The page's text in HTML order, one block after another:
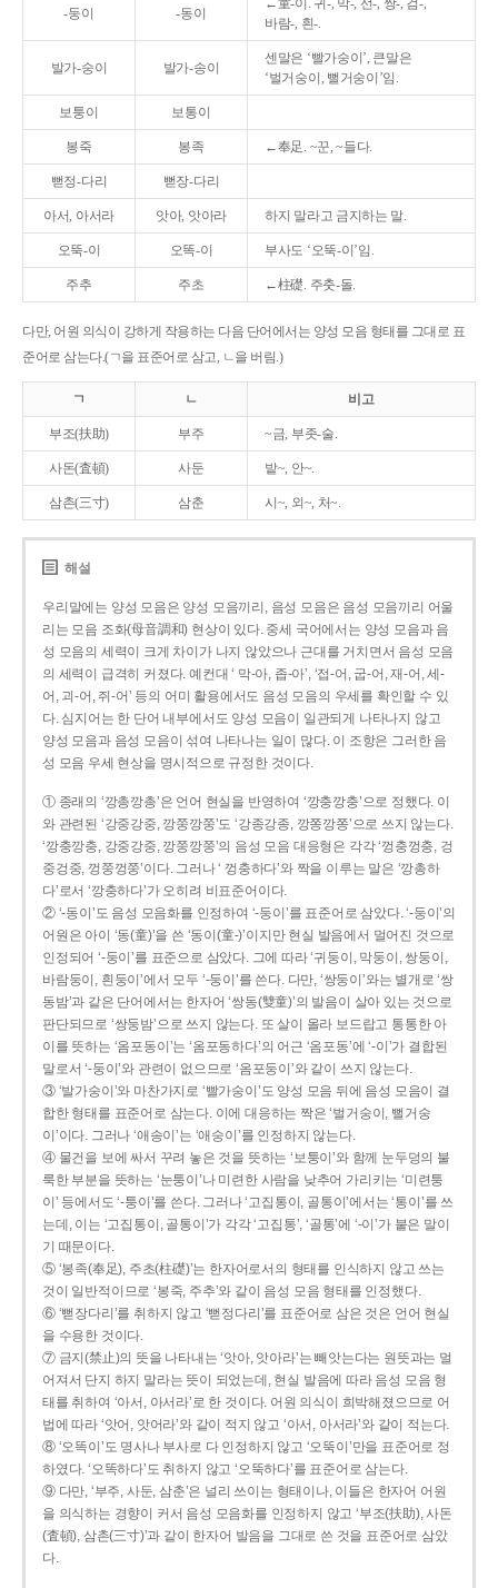
-둥이 -동이
←童-이. 귀-, 막-, 선-, 쌍-, 검-,
바람-, 흰-.
발가-숭이 발가-송이
센말은 ‘빨가숭이’, 큰말은
‘벌거숭이, 뻘거숭이’임.
보퉁이 보통이
봉죽 봉족 ←奉足. ~꾼, ~들다.
뻗정-다리 뻗장-다리
아서, 아서라 앗아, 앗아라 하지 말라고 금지하는 말.
오뚝-이 오똑-이 부사도 ‘오뚝-이’임.
주추 주초 ←柱礎. 주춧-돌.
다만, 어원 의식이 강하게 작용하는 다음 단어에서는 양성 모음 형태를 그대로 표
준어로 삼는다.(ㄱ을 표준어로 삼고, ㄴ을 버림.)
ㄱ ㄴ 비고
부조(扶助) 부주 ~금, 부좃-술.
사돈(査頓) 사둔 밭~, 안~.
삼촌(三寸) 삼춘 시~, 외~, 처~.
해설
우리말에는 양성 모음은 양성 모음끼리, 음성 모음은 음성 모음끼리 어울
리는 모음 조화(母音調和) 현상이 있다. 중세 국어에서는 양성 모음과 음
성 모음의 세력이 크게 차이가 나지 않았으나 근대를 거치면서 음성 모음
의 세력이 급격히 커졌다. 예컨대 ‘ 막-아, 좁-아’, ‘접-어, 굽-어, 재-어, 세-
어, 괴-어, 쥐-어’ 등의 어미 활용에서도 음성 모음의 우세를 확인할 수 있
다. 심지어는 한 단어 내부에서도 양성 모음이 일관되게 나타나지 않고
양성 모음과 음성 모음이 섞여 나타나는 일이 많다. 이 조항은 그러한 음
성 모음 우세 현상을 명시적으로 규정한 것이다.
① 종래의 ‘깡총깡총’은 언어 현실을 반영하여 ‘깡충깡충’으로 정했다. 이
와 관련된 ‘강중강중, 깡쭝깡쭝’도 ‘강종강종, 깡쫑깡쫑’으로 쓰지 않는다.
‘깡충깡충, 강중강중, 깡쭝깡쭝’의 음성 모음 대응형은 각각 ‘껑충껑충, 겅
중겅중, 껑쭝껑쭝’이다. 그러나 ‘ 껑충하다’와 짝을 이루는 말은 ‘깡총하
다’로서 ‘깡충하다’가 오히려 비표준어이다.
② ‘-동이’도 음성 모음화를 인정하여 ‘-둥이’를 표준어로 삼았다. ‘-둥이’의
어원은 아이 ‘동(童)’을 쓴 ‘동이(童-)’이지만 현실 발음에서 멀어진 것으로
인정되어 ‘-둥이’를 표준으로 삼았다. 그에 따라 ‘귀둥이, 막둥이, 쌍둥이,
바람둥이, 흰둥이’에서 모두 ‘-둥이’를 쓴다. 다만, ‘쌍둥이’와는 별개로 ‘쌍
동밤’과 같은 단어에서는 한자어 ‘쌍동(雙童)’의 발음이 살아 있는 것으로
판단되므로 ‘쌍둥밤’으로 쓰지 않는다. 또 살이 올라 보드랍고 통통한 아
이를 뜻하는 ‘옴포동이’는 ‘옴포동하다’의 어근 ‘옴포동’에 ‘-이’가 결합된
말로서 ‘-둥이’와 관련이 없으므로 ‘옴포둥이’와 같이 쓰지 않는다.
③ ‘발가숭이’와 마찬가지로 ‘빨가숭이’도 양성 모음 뒤에 음성 모음이 결
합한 형태를 표준어로 삼는다. 이에 대응하는 짝은 ‘벌거숭이, 뻘거숭
이’이다. 그러나 ‘애송이’는 ‘애숭이’를 인정하지 않는다.
④ 물건을 보에 싸서 꾸려 놓은 것을 뜻하는 ‘보퉁이’와 함께 눈두덩의 불
룩한 부분을 뜻하는 ‘눈퉁이’나 미련한 사람을 낮추어 가리키는 ‘미련퉁
이’ 등에서도 ‘-퉁이’를 쓴다. 그러나 ‘고집통이, 골통이’에서는 ‘통이’를 쓰
는데, 이는 ‘고집통이, 골통이’가 각각 ‘고집통’, ‘골통’에 ‘-이’가 붙은 말이
기 때문이다.
⑤ ‘봉족(奉足), 주초(柱礎)’는 한자어로서의 형태를 인식하지 않고 쓰는
것이 일반적이므로 ‘봉죽, 주추’와 같이 음성 모음 형태를 인정했다.
⑥ ‘뻗장다리’를 취하지 않고 ‘뻗정다리’를 표준어로 삼은 것은 언어 현실
을 수용한 것이다.
⑦ 금지(禁止)의 뜻을 나타내는 ‘앗아, 앗아라’는 빼앗는다는 원뜻과는 멀
어져서 단지 하지 말라는 뜻이 되었는데, 현실 발음에 따라 음성 모음 형
태를 취하여 ‘아서, 아서라’로 한 것이다. 어원 의식이 희박해졌으므로 어
법에 따라 ‘앗어, 앗어라’와 같이 적지 않고 ‘아서, 아서라’와 같이 적는다.
⑧ ‘오똑이’도 명사나 부사로 다 인정하지 않고 ‘오뚝이’만을 표준어로 정
하였다. ‘오똑하다’도 취하지 않고 ‘오뚝하다’를 표준어로 삼는다.
⑨ 다만, ‘부주, 사둔, 삼춘’은 널리 쓰이는 형태이나, 이들은 한자어 어원
을 의식하는 경향이 커서 음성 모음화를 인정하지 않고 ‘부조(扶助), 사돈
(査頓), 삼촌(三寸)’과 같이 한자어 발음을 그대로 쓴 것을 표준어로 삼았
다.